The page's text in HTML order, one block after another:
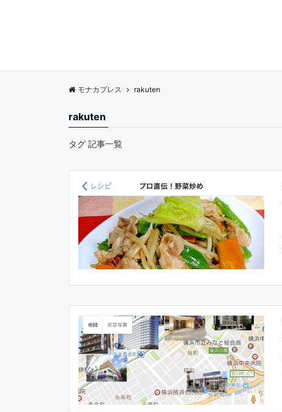
モナカプレス rakuten
rakuten
タグ 記事一覧